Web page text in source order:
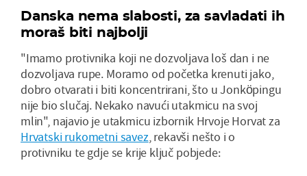
Danska nema slabosti, za savladati ih
moraš biti najbolji
"Imamo protivnika koji ne dozvoljava loš dan i ne
dozvoljava rupe. Moramo od početka krenuti jako,
dobro otvarati i biti koncentrirani, što u Jonköpingu
nije bio slučaj. Nekako navući utakmicu na svoj
mlin", najavio je utakmicu izbornik Hrvoje Horvat za
Hrvatski rukometni savez, rekavši nešto i o
protivniku te gdje se krije ključ pobjede: